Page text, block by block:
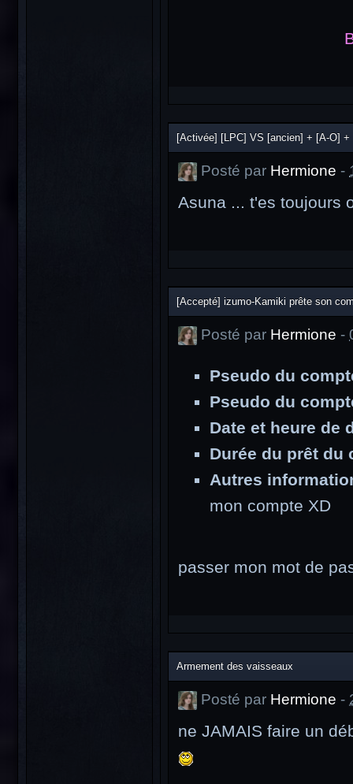
[Activée] [LPC] VS [ancien] + [A-O] +
Posté par Hermione -
Asuna ... t'es toujours
[Accepté] izumo-Kamiki prête son
Posté par Hermione -
Pseudo du
Pseudo du
Date et heure de
Durée du prêt du
Autres
mon compte XD
passer mon mot de
Armement des vaisseaux
Posté par Hermione -
ne JAMAIS faire un